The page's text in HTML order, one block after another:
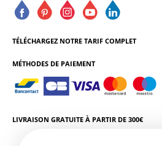
TÉLÉCHARGEZ NOTRE TARIF COMPLET
MÉTHODES DE PAIEMENT
LIVRAISON GRATUITE À PARTIR DE 300€